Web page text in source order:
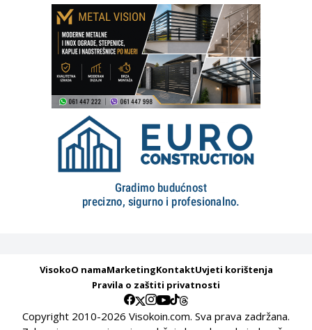
VisokoO namaMarketingKontaktUvjeti korištenja
Pravila o zaštiti privatnosti
Copyright 2010-2026 Visokoin.com. Sva prava zadržana.